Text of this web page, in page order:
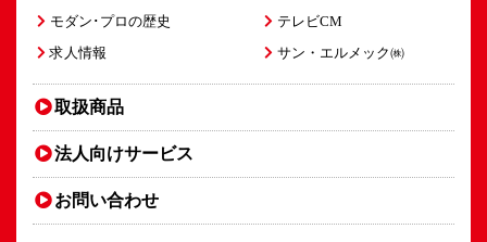
モダン･プロの歴史
求人情報
テレビCM
サン・エルメック㈱
取扱商品
法人向けサービス
お問い合わせ